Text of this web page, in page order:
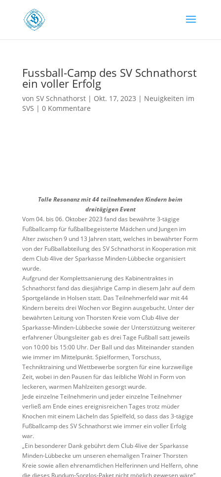
Fussball-Camp des SV Schnathorst
ein voller Erfolg
von SV Schnathorst| Okt. 17, 2023 | Neuigkeiten im
SVS | 0 Kommentare
Tolle Resonanz mit 44 teilnehmenden Kindern beim
dreitägigen Event
Vom 04. bis 06. Oktober 2023 fand das bewährte 3-tägige
Fußballcamp für fußballbegeisterte Mädchen und Jungen im
Alter zwischen 9 und 13 Jahren statt, welches in bewährter Form
von der Fußballabteilung des SV Schnathorst in Kooperation mit
dem Club 4live der Sparkasse Minden-Lübbecke organisiert
wurde.
Aufgrund der Komplettsanierung des Kabinentraktes in
Schnathorst fand das diesjährige Camp in diesem Jahr auf dem
Sportgelände in Holsen statt. Das Teilnehmerfeld war mit 44
Kindern bereits drei Wochen vor Beginn ausgebucht. Unter der
bewährten Leitung von Thorsten Kreie vom Club 4live der
Sparkasse-Minden-Lübbecke sowie der Unterstützung weiterer
erfahrener Übungsleiter gab es drei Tage Fußball satt jeweils
von 10:00 bis 15:00 Uhr. Der Ball und das Miteinander standen
wie immer im Mittelpunkt. Spielformen, Torschuss,
Techniktraining und Wettbewerbe sorgten für eine kurzweilige
Zeit, wobei in den Pausen für das leibliche Wohl in Form von
leckeren, warmen Mahlzeiten gesorgt wurde.
Jede einzelne Teilnehmerin und jeder einzelne Teilnehmer
verließ am Ende eines ereignisreichen Tages trotz müder
Knochen mit einem Lächeln das Spielfeld, so dass das 3-tägige
Fußballcamp des SV Schnathorst wie immer ein voller Erfolg
war.
„Ein besonderer Dank gebührt dem Club 4live der Sparkasse
Minden-Lübbecke um unseren ehemaligen Trainer Thorsten
Kreie sowie allen ehrenamtlichen Helferinnen und Helfern, ohne
die dieses Rundum-Sorglos-Paket nicht möglich gewesen wäre“,